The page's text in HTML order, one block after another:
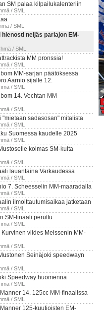
SM palaa kilpailukalenteriin
/ SML
/ SML
hienosti neljäs pariajon EM-
/ SML
MM pronssia!
/ SML
MM-sarjan päätöksessä
Aarnio sijalle 12.
/ SML
14. Vechtan MM-
/ SML
"mietaan sadasosan" mitalista
/ SML
Suomessa kaudelle 2025
/ SML
kolmas SM-kulta
/ SML
lauantaina Varkaudessa
/ SML
7. Scheesselin MM-maaradalla
/ SML
ilmoittautumisaikaa jatketaan
/ SML
SM-finaali peruttu
/ SML
Kurvinen viides Meissenin MM-
/ SML
Seinäjoki speedwayn
/ SML
Speedway huomenna
/ SML
14. 125cc MM-finaalissa
/ SML
125-kuutioisten EM-